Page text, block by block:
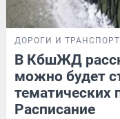
ДОРОГИ И ТРАНСПОРТ
В КбшЖД
можно будет
тематических
Расписание